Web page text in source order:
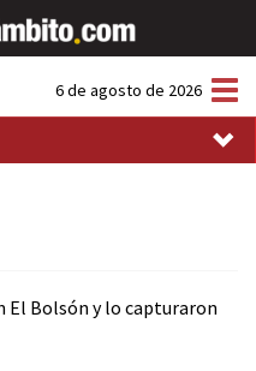
6 de agosto de 2026